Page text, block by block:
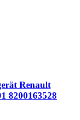
Renault
8200163528